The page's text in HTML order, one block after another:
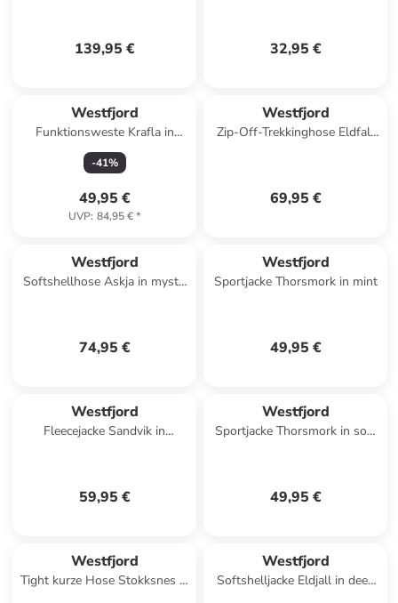
139,95 € 32,95 €
Westfjord
Funktionsweste Krafla in
mystic blue
-41%
49,95 €
UVP: 84,95 €*
Westfjord
Zip-Off-Trekkinghose Eldfall
69,95 €
Westfjord
Softshellhose Askja in mystic
74,95 €
Westfjord
Sportjacke Thorsmork in mint
49,95 €
Westfjord
Fleecejacke Sandvik in
59,95 €
Westfjord
Sportjacke Thorsmork in soft
49,95 €
Westfjord
Tight kurze Hose Stokksnes in
Westfjord
Softshelljacke Eldjall in deep